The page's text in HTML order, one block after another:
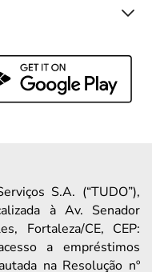
S.A. (“TUDO”),
à Av. Senador
Fortaleza/CE, CEP:
a empréstimos
na Resolução nº